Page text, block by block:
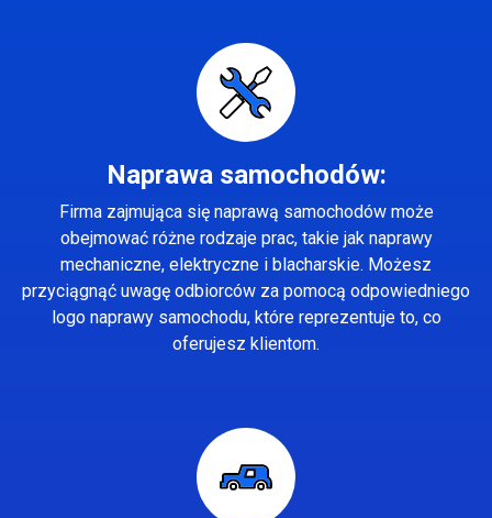
Naprawa samochodów:
Firma zajmująca się naprawą samochodów może
obejmować różne rodzaje prac, takie jak naprawy
mechaniczne, elektryczne i blacharskie. Możesz
przyciągnąć uwagę odbiorców za pomocą odpowiedniego
logo naprawy samochodu, które reprezentuje to, co
oferujesz klientom.